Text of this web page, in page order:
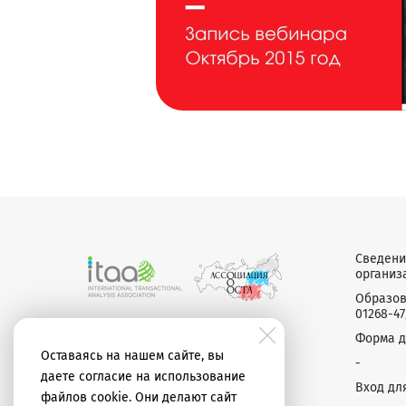
Оставаясь на нашем сайте, вы
даете согласие на использование
файлов cookie. Они делают сайт
ООО «МИР-ТА» © 2012–2026
Политика конфиденциальности
01268-
Форма
-
Вход